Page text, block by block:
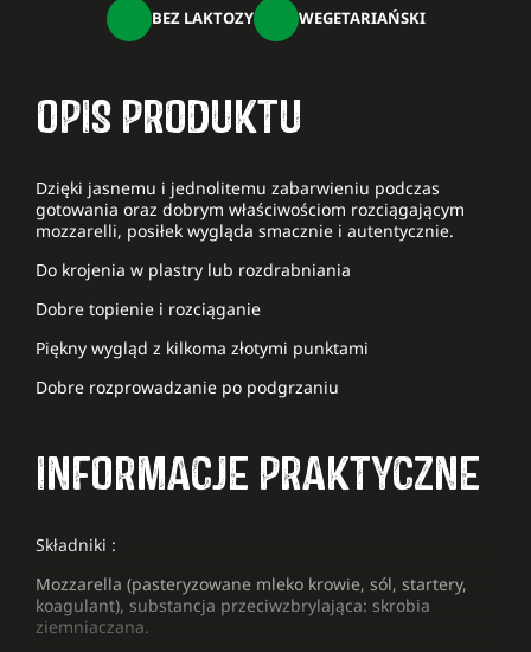
BEZ LAKTOZY WEGETARIAŃSKI
OPIS PRODUKTU
Dzięki jasnemu i jednolitemu zabarwieniu podczas
gotowania oraz dobrym właściwościom rozciągającym
mozzarelli, posiłek wygląda smacznie i autentycznie.
Do krojenia w plastry lub rozdrabniania
Dobre topienie i rozciąganie
Piękny wygląd z kilkoma złotymi punktami
Dobre rozprowadzanie po podgrzaniu
INFORMACJE PRAKTYCZNE
Składniki :
Mozzarella (pasteryzowane mleko krowie, sól, startery,
koagulant), substancja przeciwzbrylająca: skrobia
ziemniaczana.